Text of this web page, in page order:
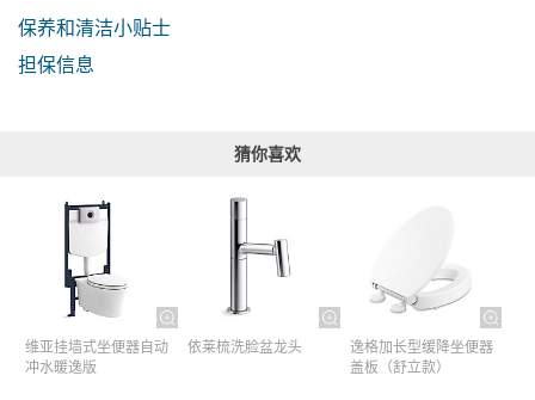
保养和清洁小贴士
担保信息
猜你喜欢
维亚挂墙式坐便器自动
冲水暖逸版
依莱梳洗脸盆龙头
逸格加长型缓降坐便器
盖板（舒立款）